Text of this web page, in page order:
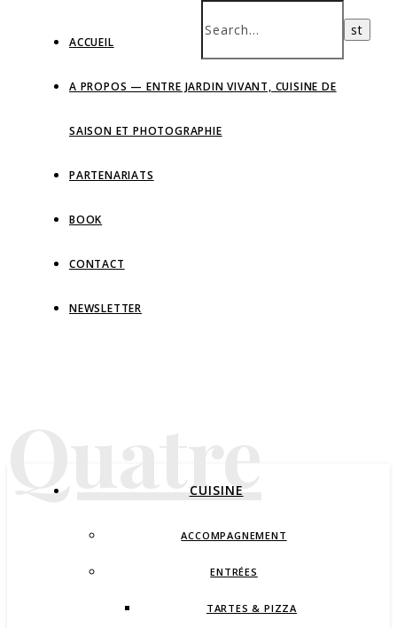
ACCUEIL
A PROPOS — ENTRE JARDIN VIVANT, CUISINE DE
SAISON ET PHOTOGRAPHIE
PARTENARIATS
BOOK
CONTACT
NEWSLETTER
CUISINE
ACCOMPAGNEMENT
ENTRÉES
TARTES & PIZZA